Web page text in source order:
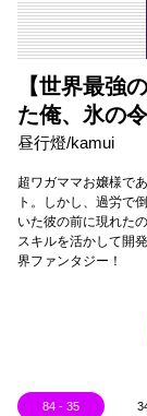
【世界最強
た俺、氷の
昼行燈/kamui
超ワガママお嬢様で
ト。しかし、過労で
いた彼の前に現れた
スキルを活かして開
界ファンタジー！
84 - 35